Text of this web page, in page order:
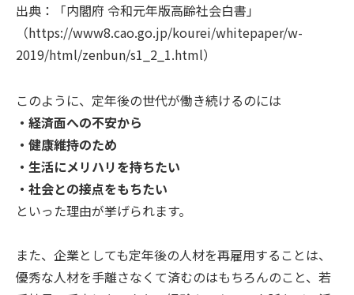
出典：「内閣府 令和元年版高齢社会白書」
（https://www8.cao.go.jp/kourei/whitepaper/w-
2019/html/zenbun/s1_2_1.html）
このように、定年後の世代が働き続けるのには
・経済面への不安から
・健康維持のため
・生活にメリハリを持ちたい
・社会との接点をもちたい
といった理由が挙げられます。
また、企業としても定年後の人材を再雇用することは、
優秀な人材を手離さなくて済むのはもちろんのこと、若